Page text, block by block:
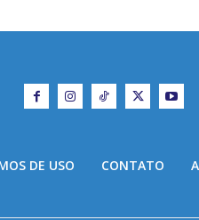
DE USO CONTATO